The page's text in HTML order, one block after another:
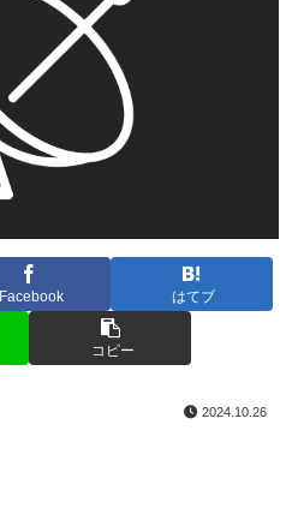
Facebook はてブ
コピー
2024.10.26